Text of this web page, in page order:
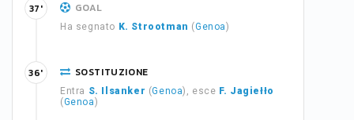
GOAL
Ha segnato K. Strootman (Genoa)
37'
SOSTITUZIONE
Entra S. Ilsanker (Genoa), esce F. Jagiełło
(Genoa)
36'